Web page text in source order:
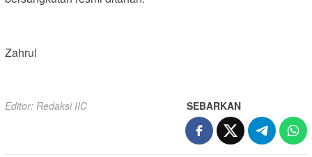
Zahrul
Editor: Redaksi IIC SEBARKAN